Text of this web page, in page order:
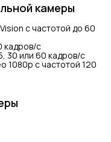
камеры
с частотой до 60
кадров/с
30 или 60 кадров/с
1080p с частотой 120